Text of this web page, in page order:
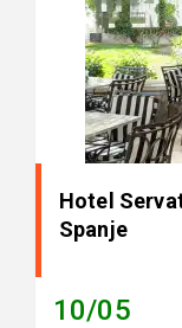
Hotel
Spanje
10/05